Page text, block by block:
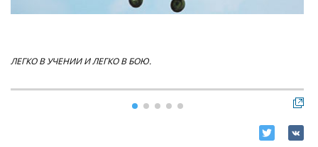
ЛЕГКО В УЧЕНИИ И ЛЕГКО В БОЮ.